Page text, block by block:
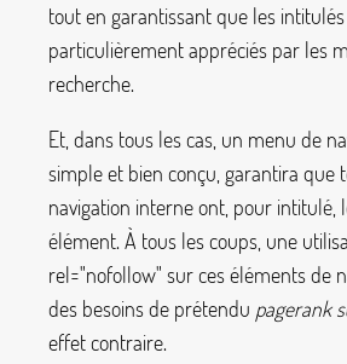
tout en garantissant que les
particulièrement appréciés par les
recherche.
Et, dans tous les cas, un menu de
simple et bien conçu, garantira que
navigation interne ont, pour intitulé,
élément. À tous les coups, une
rel="nofollow" sur ces éléments de
des besoins de prétendu pagerank
effet contraire.